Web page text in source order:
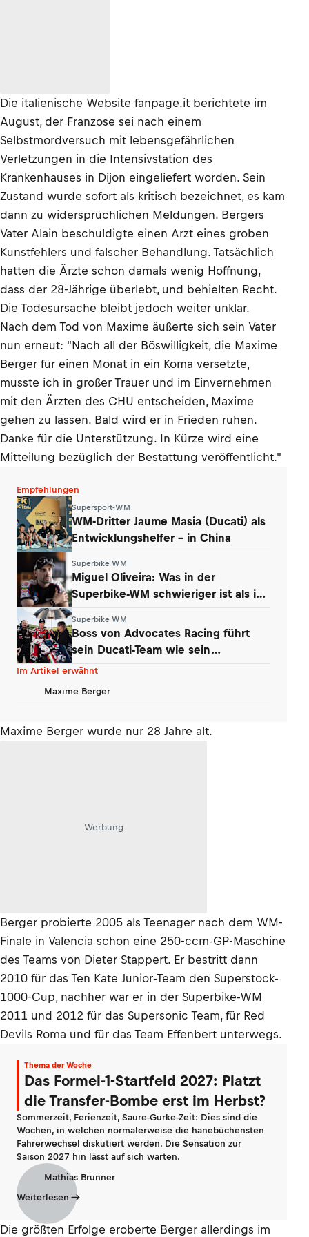
Die italienische Website fanpage.it berichtete im
August, der Franzose sei nach einem
Selbstmordversuch mit lebensgefährlichen
Verletzungen in die Intensivstation des
Krankenhauses in Dijon eingeliefert worden. Sein
Zustand wurde sofort als kritisch bezeichnet, es kam
dann zu widersprüchlichen Meldungen. Bergers
Vater Alain beschuldigte einen Arzt eines groben
Kunstfehlers und falscher Behandlung. Tatsächlich
hatten die Ärzte schon damals wenig Hoffnung,
dass der 28-Jährige überlebt, und behielten Recht.
Die Todesursache bleibt jedoch weiter unklar.
Nach dem Tod von Maxime äußerte sich sein Vater
nun erneut: "Nach all der Böswilligkeit, die Maxime
Berger für einen Monat in ein Koma versetzte,
musste ich in großer Trauer und im Einvernehmen
mit den Ärzten des CHU entscheiden, Maxime
gehen zu lassen. Bald wird er in Frieden ruhen.
Danke für die Unterstützung. In Kürze wird eine
Mitteilung bezüglich der Bestattung veröffentlicht."
Empfehlungen
Supersport-WM
WM-Dritter Jaume Masia (Ducati) als
Entwicklungshelfer – in China
Superbike WM
Miguel Oliveira: Was in der
Superbike-WM schwieriger ist als in
Superbike WM
Boss von Advocates Racing führt
sein Ducati-Team wie sein
Unternehmen
Im Artikel erwähnt
Maxime Berger
Maxime Berger wurde nur 28 Jahre alt.
Werbung
Berger probierte 2005 als Teenager nach dem WM-
Finale in Valencia schon eine 250-ccm-GP-Maschine
des Teams von Dieter Stappert. Er bestritt dann
2010 für das Ten Kate Junior-Team den Superstock-
1000-Cup, nachher war er in der Superbike-WM
2011 und 2012 für das Supersonic Team, für Red
Devils Roma und für das Team Effenbert unterwegs.
Thema der Woche
Das Formel-1-Startfeld 2027: Platzt
die Transfer-Bombe erst im Herbst?
Sommerzeit, Ferienzeit, Saure-Gurke-Zeit: Dies sind die
Wochen, in welchen normalerweise die hanebüchensten
Fahrerwechsel diskutiert werden. Die Sensation zur
Saison 2027 hin lässt auf sich warten.
Mathias Brunner
Weiterlesen
Die größten Erfolge eroberte Berger allerdings im